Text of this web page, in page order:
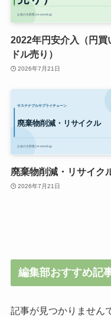
2022年円安介入（円買
ドル売り）
2026年7月21日
廃棄物削減・リサイク
2026年7月21日
編集部おすすめ記
記事が見つかりません